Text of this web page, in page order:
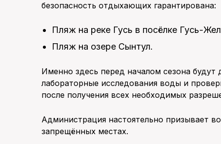
безопасность отдыхающих гарантирована:
Пляж на реке Гусь в посёлке Гусь-
Пляж на озере Сынтул.
Именно здесь перед началом сезона
лабораторные исследования воды и
после получения всех необходимых
Администрация настоятельно призывает
запрещённых местах.